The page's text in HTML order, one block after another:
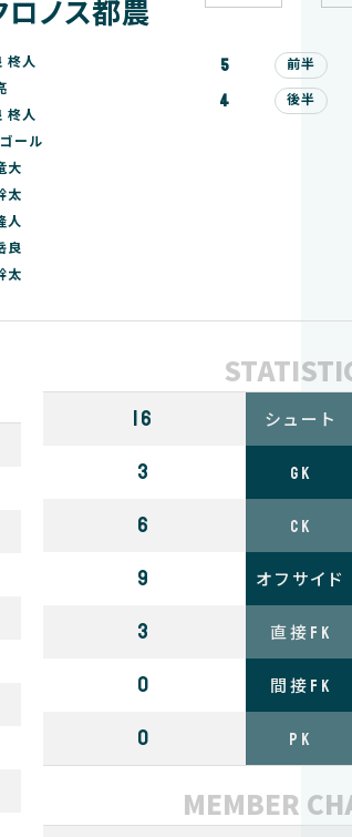
ロノス都農
柊人
柊人
ール
大
太
人
良
太
5 前半
4
後半
16 シュート
3
GK
6
CK
9
オフサイド
3
直接FK
0
間接FK
0
PK
MEMBER